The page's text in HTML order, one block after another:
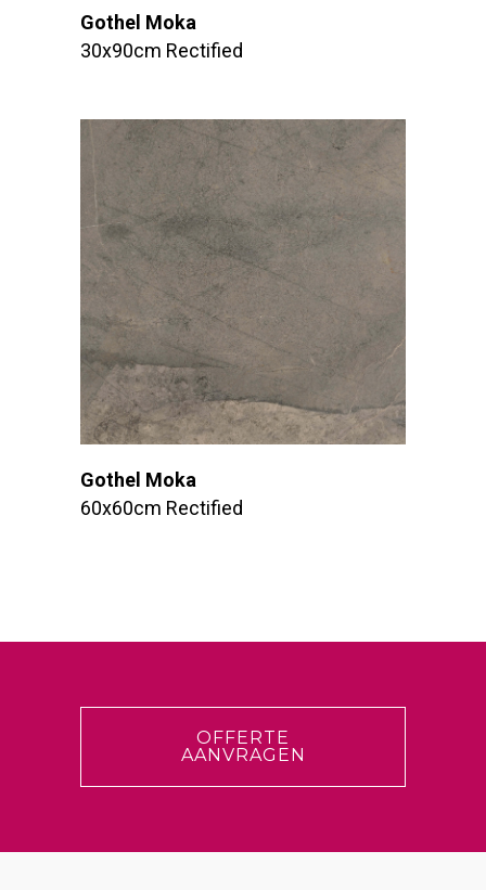
Gothel Moka
30x90cm Rectified
Gothel Moka
60x60cm Rectified
OFFERTE
AANVRAGEN